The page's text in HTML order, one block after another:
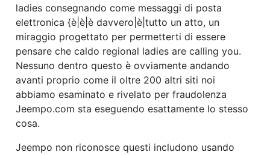
ladies consegnando come messaggi di posta
elettronica {è|è|è davvero|è|tutto un atto, un
miraggio progettato per permetterti di essere
pensare che caldo regional ladies are calling you.
Nessuno dentro questo è ovviamente andando
avanti proprio come il oltre 200 altri siti noi
abbiamo esaminato e rivelato per fraudolenza
Jeempo.com sta eseguendo esattamente lo stesso
cosa.
Jeempo non riconosce questi includono usando